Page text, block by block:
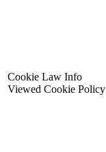
Cookie Law Info
Viewed Cookie Policy